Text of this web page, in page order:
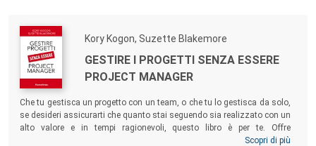
Kory Kogon, Suzette Blakemore
GESTIRE I PROGETTI SENZA ESSERE
PROJECT MANAGER
Che tu gestisca un progetto con un team, o che tu lo gestisca da solo,
se desideri assicurarti che quanto stai seguendo sia realizzato con un
alto valore e in tempi ragionevoli, questo libro è per te. Offre
approfondimenti pratici e reali per una gestione efficace dei progetti,
Scopri di più